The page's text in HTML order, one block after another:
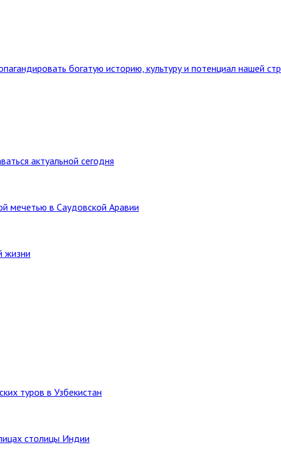
богатую историю, культуру и потенциал нашей
актуальной сегодня
мечетью в Саудовской Аравии
жизни
туров в Узбекистан
столицы Индии